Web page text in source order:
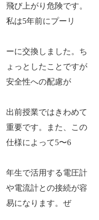
飛び上がり危険です。
私は5年前にプーリ
ーに交換しました。ち
ょっとしたことですが
安全性への配慮が
出前授業ではきわめて
重要です。また、この
仕様によって5〜6
年生で活用する電圧計
や電流計との接続が容
易になります。ぜ